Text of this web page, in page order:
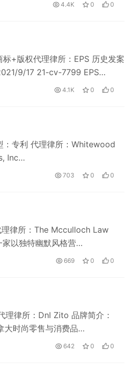
4.4K 0 0
+版权代理律所：EPS 历史发案
9/17 21-cv-7799 EPS…
4.1K 0 0
专利 代理律所：Whitewood
Inc…
703 0 0
律所：The Mcculloch Law
以独特幽默风格营…
669 0 0
律所：Dnl Zito 品牌简介：
大时尚零售与消费品…
642 0 0